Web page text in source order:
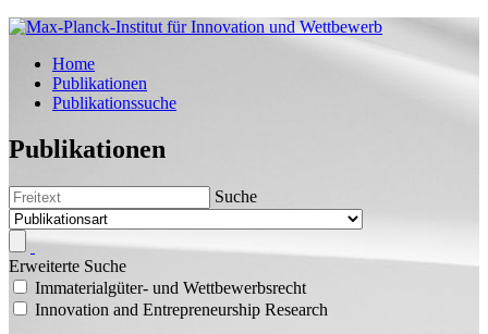
Home
Publikationen
Publikationssuche
Publikationen
Suche
Erweiterte Suche
Immaterialgüter- und Wettbewerbsrecht
Innovation and Entrepreneurship Research